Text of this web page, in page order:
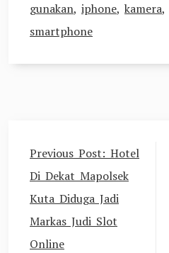
gunakan, iphone, kamera,
smartphone
Post
navigation
Previous Post: Hotel
Di Dekat Mapolsek
Kuta Diduga Jadi
Markas Judi Slot
Online